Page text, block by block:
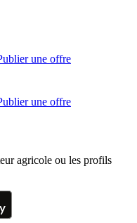
une offre
une offre
agricole ou les profils